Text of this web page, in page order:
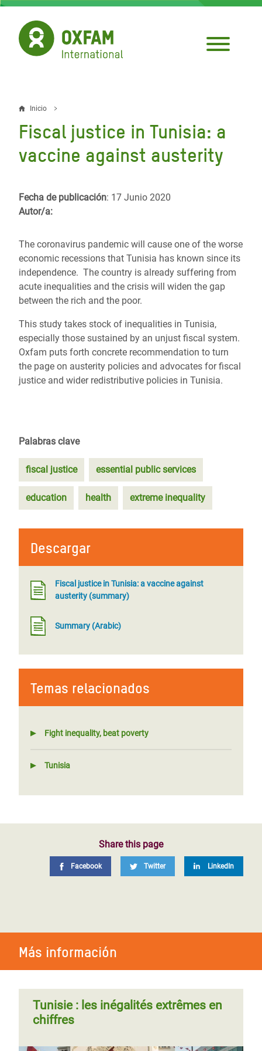
Pasar
contenido
principal
Sobrescribir
enlaces
de
a
navegación
Inicio
Fiscal justice in Tunisia: a
vaccine against austerity
Fecha de publicación: 17 Junio 2020
Autor/a:
The coronavirus pandemic will cause one of the worse
economic recessions that Tunisia has known since its
independence. The country is already suffering from
acute inequalities and the crisis will widen the gap
between the rich and the poor.
This study takes stock of inequalities in Tunisia,
especially those sustained by an unjust fiscal system.
Oxfam puts forth concrete recommendation to turn
the page on austerity policies and advocates for fiscal
justice and wider redistributive policies in Tunisia.
Palabras clave
fiscal justice essential public services
education health extreme inequality
Descargar
Fiscal justice in Tunisia: a vaccine against
austerity (summary)
Summary (Arabic)
Temas relacionados
Fight inequality, beat poverty
Tunisia
Share this page
Facebook Twitter LinkedIn
Más información
Tunisie : les inégalités extrêmes en
chiffres